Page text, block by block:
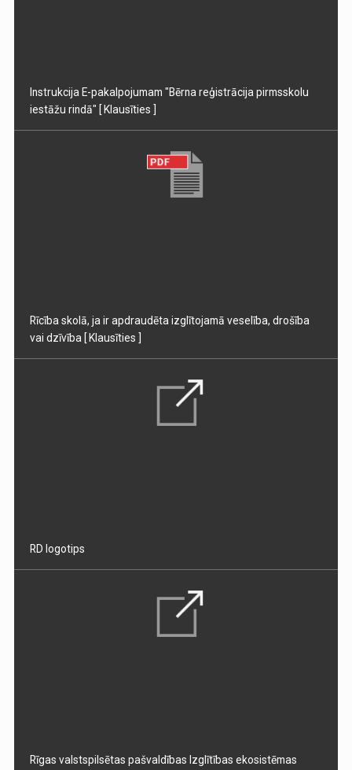
Instrukcija E-pakalpojumam "Bērna reģistrācija pirmsskolu
iestāžu rindā" [ Klausīties ]
Rīcība skolā, ja ir apdraudēta izglītojamā veselība, drošība
vai dzīvība [ Klausīties ]
RD logotips
Rīgas valstspilsētas pašvaldības Izglītības ekosistēmas